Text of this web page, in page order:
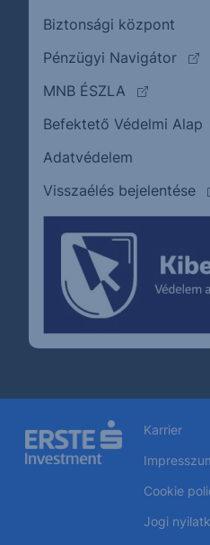
Biztonsági központ
Pénzügyi Navigátor
MNB ÉSZLA
(külső
Befektető Védelmi Alap
Adatvédelem
Visszaélés bejelentése
Karrier
Cookie
Jogi